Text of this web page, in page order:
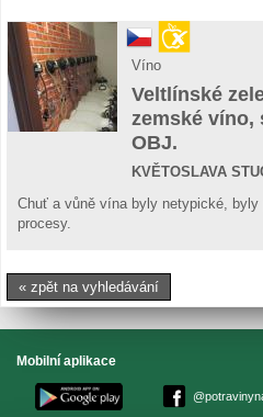
Víno
Veltlínské
zemské víno,
OBJ.
KVĚTOSLAVA
Chuť a vůně vína byly netypické, byly
procesy.
« zpět na vyhledávání
Mobilní aplikace